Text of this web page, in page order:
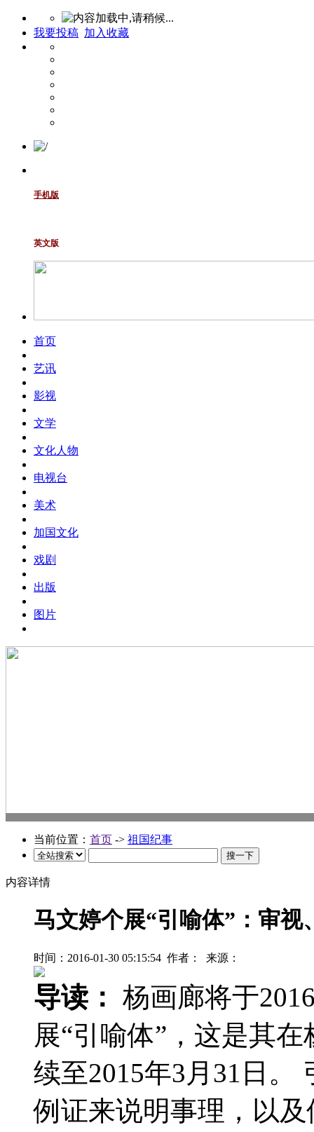
我要投稿 加入收藏
手机版
英文版
首页
艺讯
影视
文学
文化人物
电视台
美术
加国文化
戏剧
出版
图片
当前位置： 首页 -> 祖国纪事
内容详情
马文婷个展“引喻体”：审
时间：2016-01-30 05:15:54 作者： 来源：
导读： 杨画廊将于
展“引喻体”，这是其
续至2015年3月31日。
例证来说明事理，以